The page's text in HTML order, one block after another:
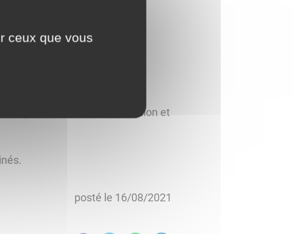
de télécommunication et
posté le 16/08/2021
ceux que vous